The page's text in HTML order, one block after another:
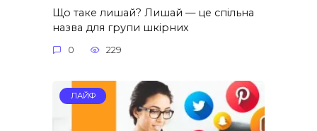
Що таке лишай? Лишай — це спільна
назва для групи шкірних
0 229
ЛАЙФ